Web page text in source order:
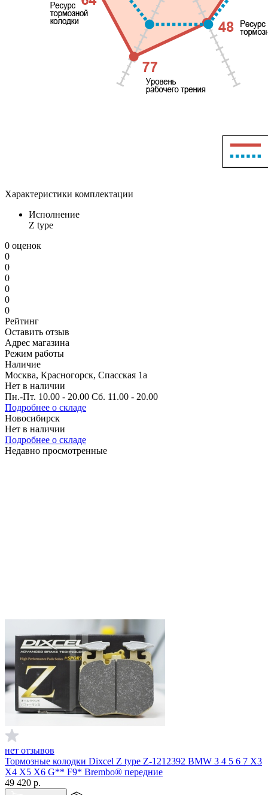
Характеристики комплектации
Исполнение
Z type
0 оценок
0
0
0
0
0
0
Рейтинг
Оставить отзыв
Адрес магазина
Режим работы
Наличие
Москва, Красногорск, Спасская 1а
Нет в наличии
Пн.-Пт. 10.00 - 20.00 Сб. 11.00 - 20.00
Подробнее о складе
Новосибирск
Нет в наличии
Подробнее о складе
Недавно просмотренные
нет отзывов
Тормозные колодки Dixcel Z type Z-1212392 BMW 3 4 5 6 7 X3
X4 X5 X6 G** F9* Brembo® передние
49 420 р.